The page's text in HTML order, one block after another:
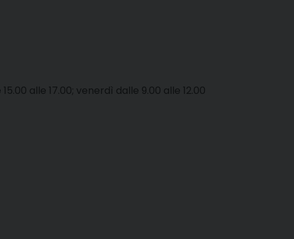
alle 17.00; venerdì dalle 9.00 alle 12.00